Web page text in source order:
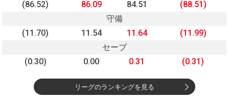
(86.52)
86.09 84.51
(88.51)
守備
(11.70)
11.54 11.64
(11.99)
セーブ
(0.30)
0.00 0.31 (0.31)
リーグのランキングを見る